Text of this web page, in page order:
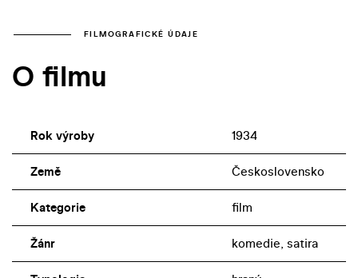
(Werich) a nezaměstnaný Filip Kornet (Voskovec).
proti zlému kapitalistovi nese naštěstí rysy lehké
divadla.
FILMOGRAFICKÉ ÚDAJE
O filmu
Rok výroby 1934
Země Československo
Kategorie film
Žánr komedie, satira